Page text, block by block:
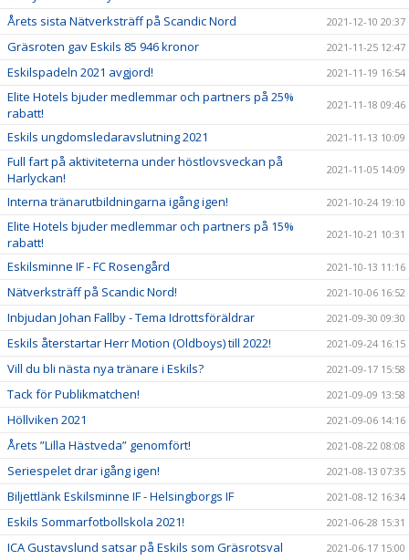
Årets sista Nätverksträff på Scandic Nord 2021-12-10 20:37
Gräsroten gav Eskils 85 946 kronor 2021-11-25 12:47
Eskilspadeln 2021 avgjord! 2021-11-19 16:54
Elite Hotels bjuder medlemmar och partners på 25%
rabatt!
2021-11-18 09:46
Eskils ungdomsledaravslutning 2021 2021-11-13 10:09
Full fart på aktiviteterna under höstlovsveckan på
Harlyckan!
2021-11-05 14:09
Interna tränarutbildningarna igång igen! 2021-10-24 19:10
Elite Hotels bjuder medlemmar och partners på 15%
rabatt!
2021-10-21 10:31
Eskilsminne IF - FC Rosengård 2021-10-13 11:16
Nätverksträff på Scandic Nord! 2021-10-06 16:52
Inbjudan Johan Fallby - Tema Idrottsföräldrar 2021-09-30 09:30
Eskils återstartar Herr Motion (Oldboys) till 2022! 2021-09-24 16:15
Vill du bli nästa nya tränare i Eskils? 2021-09-17 15:58
Tack för Publikmatchen! 2021-09-09 13:58
Höllviken 2021 2021-09-06 14:16
Årets ”Lilla Hästveda” genomfört! 2021-08-22 08:08
Seriespelet drar igång igen! 2021-08-13 07:35
Biljettlänk Eskilsminne IF - Helsingborgs IF 2021-08-12 16:34
Eskils Sommarfotbollskola 2021! 2021-06-28 15:31
ICA Gustavslund satsar på Eskils som Gräsrotsval 2021-06-17 15:00